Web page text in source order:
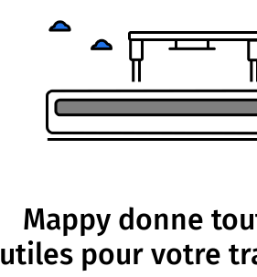
Mappy donne
utiles pour votre